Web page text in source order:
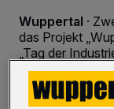
Wuppertal ·
das Projekt
„Tag der
wieder seine
Hunderte
historischen